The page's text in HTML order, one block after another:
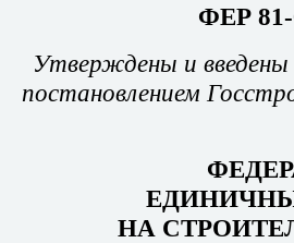
ФЕР 81-
Утверждены и введены
постановлением
НА